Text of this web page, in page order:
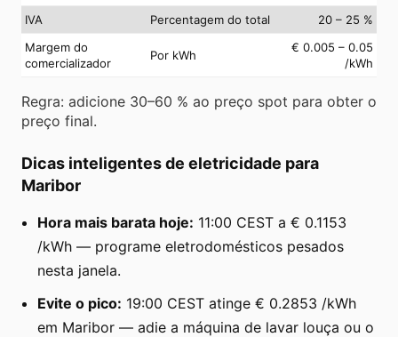
IVA
Percentagem do total
20 – 25 %
Margem do
comercializador
Por kWh
€ 0.005 – 0.05
/kWh
Regra: adicione 30–60 % ao preço spot para obter o
preço final.
Dicas inteligentes de eletricidade para
Maribor
Hora mais barata hoje: 11:00 CEST a € 0.1153
/kWh — programe eletrodomésticos pesados
nesta janela.
Evite o pico: 19:00 CEST atinge € 0.2853 /kWh
em Maribor — adie a máquina de lavar louça ou o